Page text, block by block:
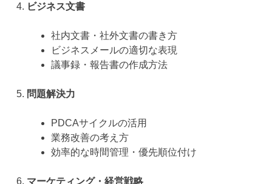
ビジネス文書
社内文書・社外文書の書き方
ビジネスメールの適切な表現
議事録・報告書の作成方法
問題解決力
PDCAサイクルの活用
業務改善の考え方
効率的な時間管理・優先順位付け
マーケティング・経営戦略